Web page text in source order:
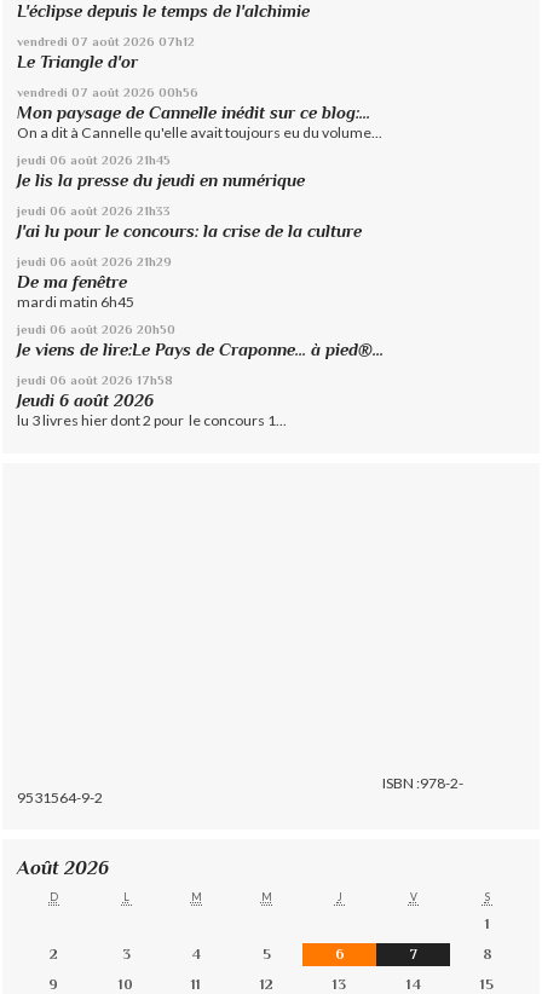
L'éclipse depuis le temps de l'alchimie
vendredi 07 août 2026 07h12
Le Triangle d'or
vendredi 07 août 2026 00h56
Mon paysage de Cannelle inédit sur ce blog:...
On a dit à Cannelle qu'elle avait toujours eu du volume...
jeudi 06 août 2026 21h45
Je lis la presse du jeudi en numérique
jeudi 06 août 2026 21h33
J'ai lu pour le concours: la crise de la culture
jeudi 06 août 2026 21h29
De ma fenêtre
mardi matin 6h45
jeudi 06 août 2026 20h50
Je viens de lire:Le Pays de Craponne... à pied®...
jeudi 06 août 2026 17h58
Jeudi 6 août 2026
lu 3 livres hier dont 2 pour le concours 1...
ISBN :978-2-
9531564-9-2
Août 2026
D L M M J V S
1
2
3 4 5 6 7
8
9
10 11 12 13 14
15